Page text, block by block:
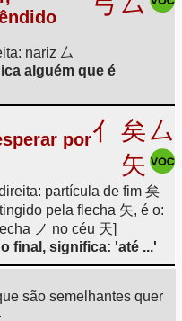
nariz 厶
alguém que é
por亻 矣厶
矢
partícula de fim 矣
pela flecha 矢, é o:
ノ no céu 天]
final, significa: 'até ...'
são semelhantes quer